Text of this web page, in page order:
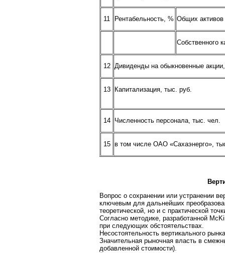
11 Рентабельность, % Общих активов
Собственного
12 Дивиденды на обыкновенные
13 Капитализация, тыс. руб.
14 Численность персонала, тыс. чел.
15 в том числе ОАО «Сахаэнерго»,
Вопрос о сохранении или устранении
ключевым для дальнейших
теоретической, но и с практической
Согласно методике, разработанной
при следующих обстоятельствах.
Несостоятельность вертикального
Значительная рыночная власть в
добавленной стоимости).